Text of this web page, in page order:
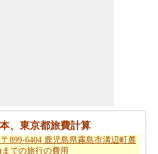
ら日本、千葉県市川市までの飛行
す。
、東京都旅費計算
899-6404 鹿児島県霧島市溝辺町麓
での旅行の費用